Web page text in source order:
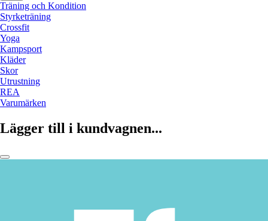
Träning och Kondition
Styrketräning
Crossfit
Yoga
Kampsport
Kläder
Skor
Utrustning
REA
Varumärken
Lägger till i kundvagnen...